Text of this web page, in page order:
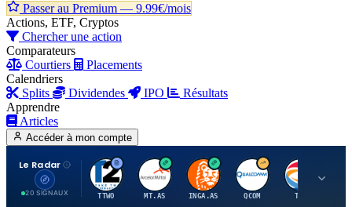
Passer au Premium — 9.99€/mois
Actions, ETF, Cryptos
Chercher une action
Comparateurs
Courtiers
Placements
Calendriers
Splits
Dividendes IPO
Résultats
Apprendre
Articles
Accéder à mon compte
Le Radar
20 SIGNAUX
T
TTWO
A
MT.AS
I
INGA.AS
Q
QCOM
T
TTE